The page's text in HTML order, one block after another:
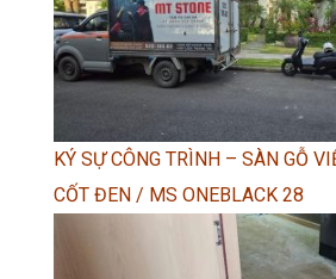
KÝ SỰ CÔNG TRÌNH – SÀN GỖ
CỐT ĐEN / MS ONEBLACK 28